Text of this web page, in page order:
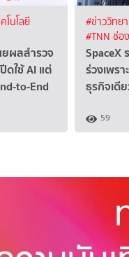
โนโลยี
ผลสำรวจ
ดใช้ AI แต่
to-End
#ข่าววิทย
#TNN ช่อ
SpaceX
ร่วงเพร
ธุรกิจเดี
59